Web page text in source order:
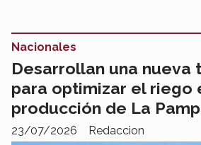
Desarrollan una nueva
para optimizar el riego
producción de La
Redaccion
Nacionales
23/07/2026